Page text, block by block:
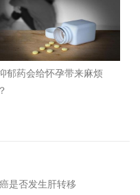
郁药会给怀孕带来麻烦
是否发生肝转移